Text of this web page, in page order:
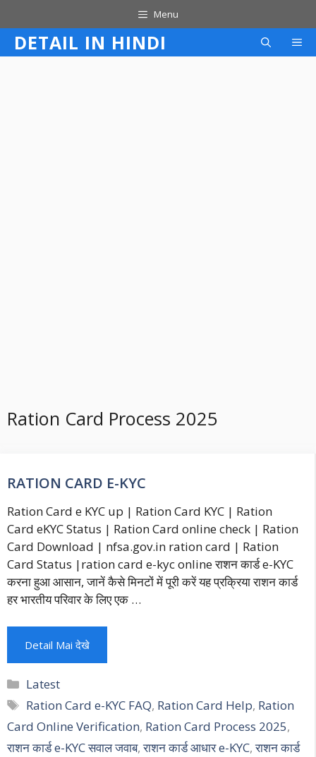
to
content
Menu
DETAIL IN HINDI
Ration Card Process 2025
RATION CARD E-KYC
Ration Card e KYC up | Ration Card KYC | Ration
Card eKYC Status | Ration Card online check | Ration
Card Download | nfsa.gov.in ration card | Ration
Card Status |ration card e-kyc online राशन कार्ड e-KYC
करना हुआ आसान, जानें कैसे मिनटों में पूरी करें यह प्रक्रिया राशन कार्ड
हर भारतीय परिवार के लिए एक …
Detail Mai देखे
Categories
Latest
Tags
Ration Card e-KYC FAQ, Ration Card Help, Ration
Card Online Verification, Ration Card Process 2025,
राशन कार्ड e-KYC सवाल जवाब,राशन कार्ड आधार e-KYC,राशन कार्ड